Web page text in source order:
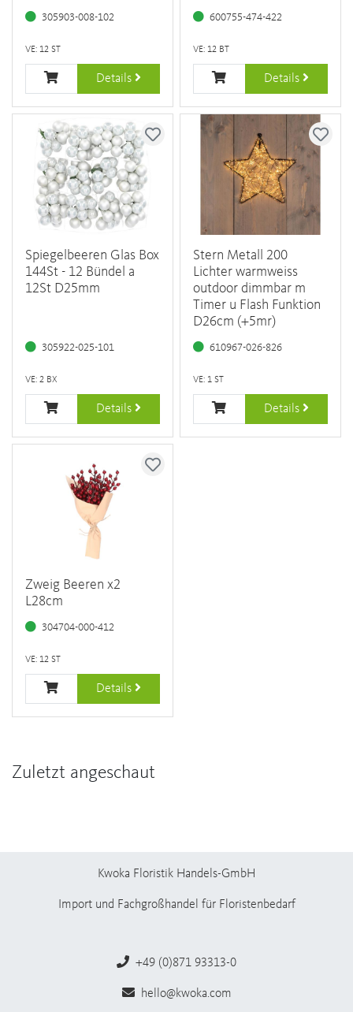
305903-008-102
VE: 12 ST
Details
600755-474-422
VE: 12 BT
Details
Spiegelbeeren Glas Box
144St - 12 Bündel a
12St D25mm
305922-025-101
VE: 2 BX
Details
Stern Metall 200
Lichter warmweiss
outdoor dimmbar m
Timer u Flash Funktion
D26cm (+5mr)
610967-026-826
VE: 1 ST
Details
Zweig Beeren x2
L28cm
304704-000-412
VE: 12 ST
Details
Zuletzt angeschaut
Kwoka Floristik Handels-GmbH
Import und Fachgroßhandel für Floristenbedarf
+49 (0)871 93313-0
hello@kwoka.com